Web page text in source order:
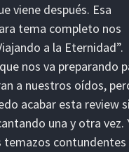
viene después. Esa
tema completo nos
a la Eternidad”.
nos va preparando
a nuestros oídos,
acabar esta review
una y otra vez.
temazos contundentes